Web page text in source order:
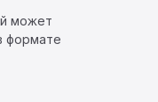
может
формате